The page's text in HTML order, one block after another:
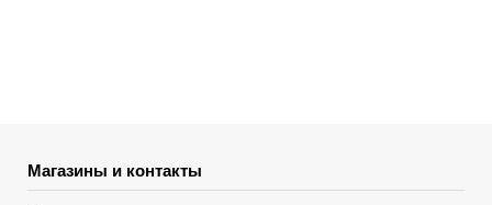
Магазины и контакты